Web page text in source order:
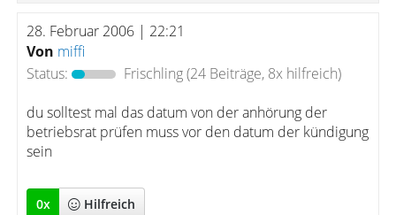
28. Februar 2006 | 22:21
Von miffi
Status:
Frischling(24 Beiträge, 8x hilfreich)
du solltest mal das datum von der anhörung der
betriebsrat prüfen muss vor den datum der kündigung
sein
0x Hilfreich